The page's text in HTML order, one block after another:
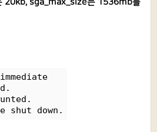
sga_max_size는 1536mb를
immediate
shut down.